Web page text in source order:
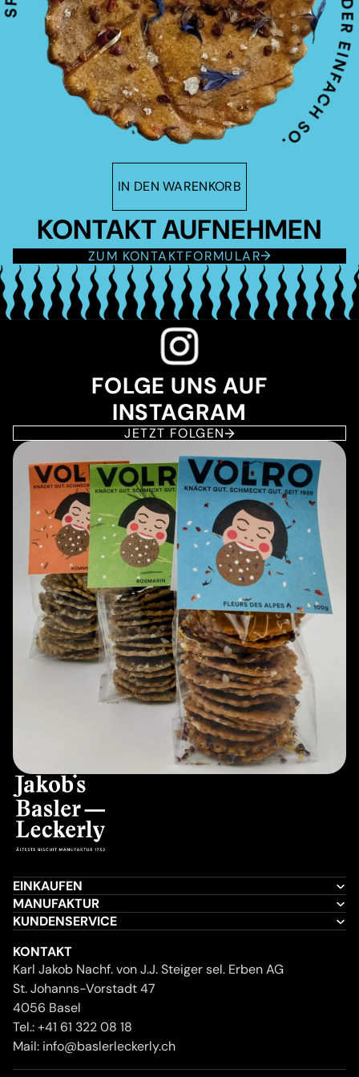
IN DEN WARENKORB
KONTAKT AUFNEHMEN
ZUM KONTAKTFORMULAR
FOLGE UNS AUF
INSTAGRAM
JETZT FOLGEN
EINKAUFEN
MANUFAKTUR
KUNDENSERVICE
KONTAKT
Karl Jakob Nachf. von J.J. Steiger sel. Erben AG
St. Johanns-Vorstadt 47
4056 Basel
Tel.:+41 61 322 08 18
Mail: info@baslerleckerly.ch